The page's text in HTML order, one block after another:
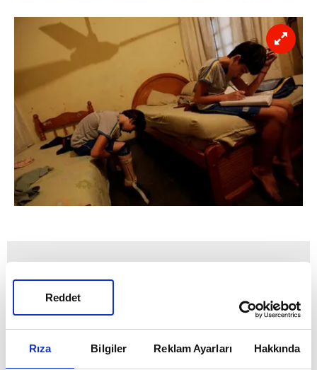
Rıza Bilgiler Reklam Ayarları Hakkında
Reddet